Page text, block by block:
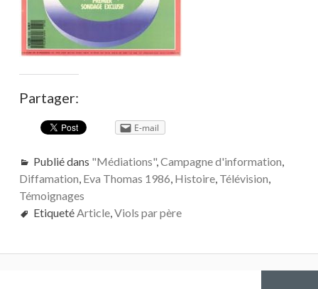
Partager:
E-mail
Publié dans "Médiations",Campagne d'information,
Diffamation, Eva Thomas 1986, Histoire, Télévision,
Témoignages
EtiquetéArticle,Viols par père